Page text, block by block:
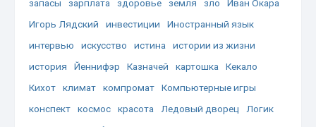
запасы
зарплата здоровье земля зло
Иван Окара
Игорь Лядский
инвестиции
Иностранный язык
интервью
искусство истина
истории из жизни
история
Йеннифэр Казначей картошка
Кекало
Кихот
климат компромат
Компьютерные игры
конспект
космос красота Ледовый дворец
Логик